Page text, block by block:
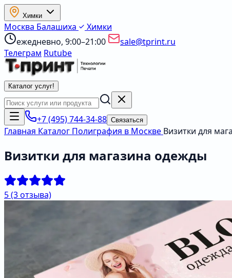
Химки
Москва Балашиха
Химки
ежедневно, 9:00–21:00
sale@tprint.ru
Телеграм Rutube
Каталог услуг!
+7 (495) 744-34-88 Связаться
Главная Каталог Полиграфия в Москве Визитки для
Визитки для магазина одежды
5(3 отзыва)